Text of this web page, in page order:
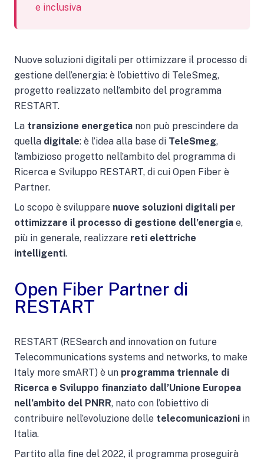
e inclusiva
Nuove soluzioni digitali per ottimizzare il processo di
gestione dell’energia: è l’obiettivo di TeleSmeg,
progetto realizzato nell’ambito del programma
RESTART.
La transizione energetica non può prescindere da
quella digitale: è l’idea alla base di TeleSmeg,
l’ambizioso progetto nell’ambito del programma di
Ricerca e Sviluppo RESTART, di cui Open Fiber è
Partner.
Lo scopo è sviluppare nuove soluzioni digitali per
ottimizzare il processo di gestione dell’energia e,
più in generale, realizzare reti elettriche
intelligenti.
Open Fiber Partner di
RESTART
RESTART (RESearch and innovation on future
Telecommunications systems and networks, to make
Italy more smART) è un programma triennale di
Ricerca e Sviluppo finanziato dall’Unione Europea
nell’ambito del PNRR, nato con l’obiettivo di
contribuire nell’evoluzione delle telecomunicazioni in
Italia.
Partito alla fine del 2022, il programma proseguirà